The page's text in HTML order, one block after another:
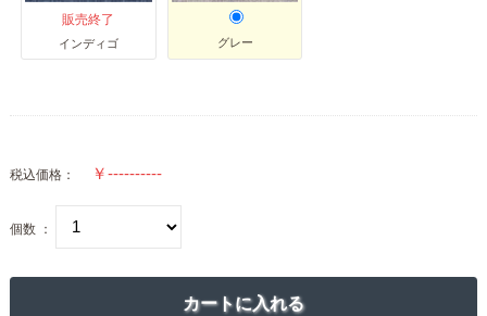
販売終了
インディゴ グレー
税込価格：
個数 ：